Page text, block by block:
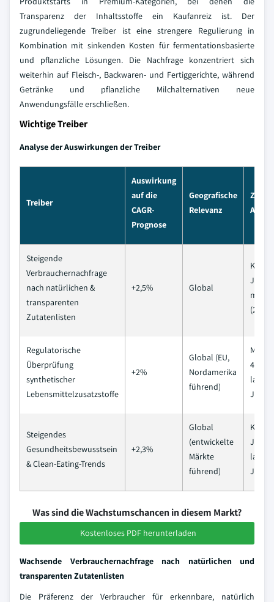
Transparenz der Inhaltsstoffe ein Kaufanreiz ist. Der
zugrundeliegende Treiber ist eine strengere Regulierung in
Kombination mit sinkenden Kosten für fermentationsbasierte
und pflanzliche Lösungen. Die Nachfrage konzentriert sich
weiterhin auf Fleisch-, Backwaren- und Fertiggerichte, während
Getränke und pflanzliche Milchalternativen neue
Anwendungsfälle erschließen.
Wichtige Treiber
Analyse der Auswirkungen der Treiber
Treiber
Auswirkung
auf die
CAGR-
Prognose
Geografische
Relevanz
Steigende
Verbrauchernachfrage
nach natürlichen &
transparenten
Zutatenlisten
+2,5% Global
(2–4
Regulatorische
Überprüfung
synthetischer
Lebensmittelzusatzstoffe
+2%
Global (EU,
Nordamerika
führend)
4
Jahre)
Steigendes
Gesundheitsbewusstsein
& Clean-Eating-Trends
+2,3%
Global
(entwickelte
Märkte
führend)
Jahre)
Was sind die Wachstumschancen in diesem Markt?
Kostenloses PDF herunterladen
Wachsende Verbrauchernachfrage nach natürlichen und
transparenten Zutatenlisten
Die Präferenz der Verbraucher für erkennbare, natürlich